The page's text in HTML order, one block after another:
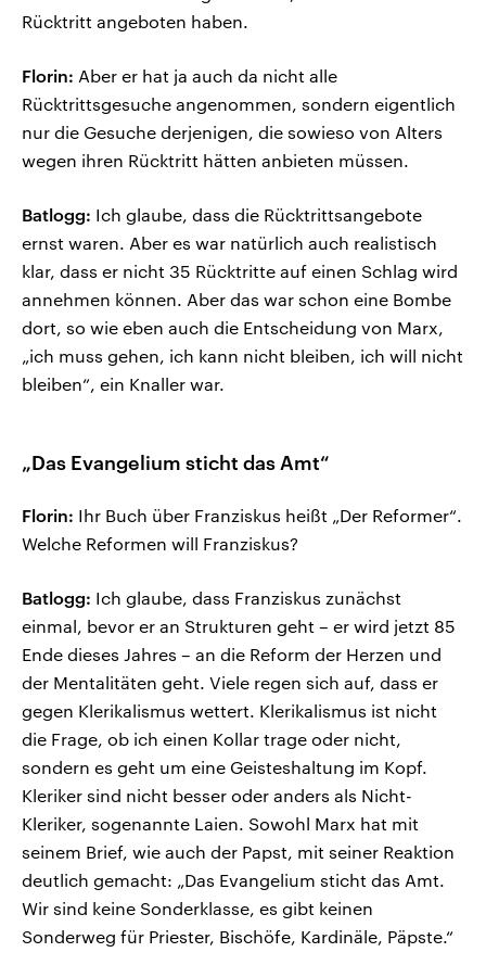
Rücktritt angeboten haben.
Florin: Aber er hat ja auch da nicht alle
Rücktrittsgesuche angenommen, sondern eigentlich
nur die Gesuche derjenigen, die sowieso von Alters
wegen ihren Rücktritt hätten anbieten müssen.
Batlogg: Ich glaube, dass die Rücktrittsangebote
ernst waren. Aber es war natürlich auch realistisch
klar, dass er nicht 35 Rücktritte auf einen Schlag wird
annehmen können. Aber das war schon eine Bombe
dort, so wie eben auch die Entscheidung von Marx,
„ich muss gehen, ich kann nicht bleiben, ich will nicht
bleiben“, ein Knaller war.
„Das Evangelium sticht das Amt“
Florin: Ihr Buch über Franziskus heißt „Der Reformer“.
Welche Reformen will Franziskus?
Batlogg: Ich glaube, dass Franziskus zunächst
einmal, bevor er an Strukturen geht – er wird jetzt 85
Ende dieses Jahres – an die Reform der Herzen und
der Mentalitäten geht. Viele regen sich auf, dass er
gegen Klerikalismus wettert. Klerikalismus ist nicht
die Frage, ob ich einen Kollar trage oder nicht,
sondern es geht um eine Geisteshaltung im Kopf.
Kleriker sind nicht besser oder anders als Nicht-
Kleriker, sogenannte Laien. Sowohl Marx hat mit
seinem Brief, wie auch der Papst, mit seiner Reaktion
deutlich gemacht: „Das Evangelium sticht das Amt.
Wir sind keine Sonderklasse, es gibt keinen
Sonderweg für Priester, Bischöfe, Kardinäle, Päpste.“